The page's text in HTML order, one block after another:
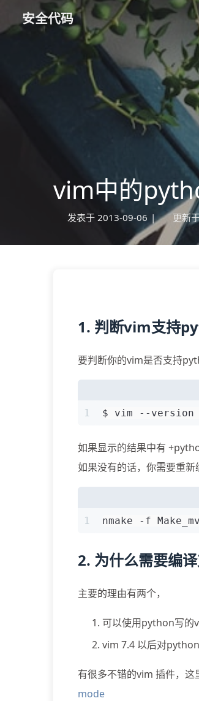
安全代码
vim中的
发表于 2013-09-06 | 更新
1. 判断vim支持
要判断你的vim是否支持
1 $ vim --version
如果显示的结果中有
如果没有的话，你需要重
1 nmake -f
2. 为什么需要编
主要的理由有两个，
可以使用python写的
vim 7.4 以后对python
有很多不错的vim 插件，
mode